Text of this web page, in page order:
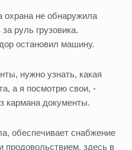
охрана не обнаружила
руль грузовика.
остановил машину.
нужно узнать, какая
а я посмотрю свои, -
кармана документы.
обеспечивает снабжение
здесь в